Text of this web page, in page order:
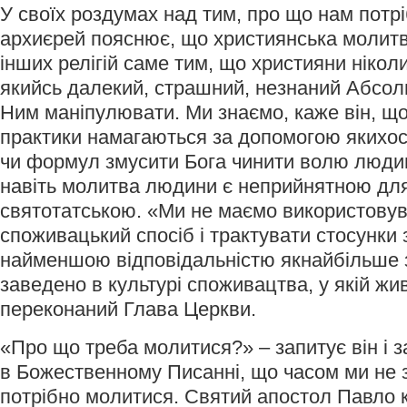
У своїх роздумах над тим, про що нам
архиєрей пояснює, що християнська
інших релігій саме тим, що християни
якийсь далекий, страшний, незнаний
Ним маніпулювати. Ми знаємо, каже він, що
практики намагаються за допомогою
чи формул змусити Бога чинити волю
навіть молитва людини є неприйнятною
святотатською. «Ми не маємо
споживацький спосіб і трактувати
найменшою відповідальністю якнайбільше
заведено в культурі споживацтва, у якій
переконаний Глава Церкви.
«Про що треба молитися?» – запитує він і
в Божественному Писанні, що часом ми не
потрібно молитися. Святий апостол